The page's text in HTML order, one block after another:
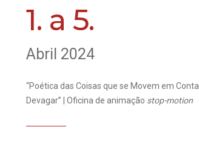
1. a 5.
Abril 2024
“Poética das Coisas que se Movem em Conta
Devagar” | Oficina de animação stop-motion